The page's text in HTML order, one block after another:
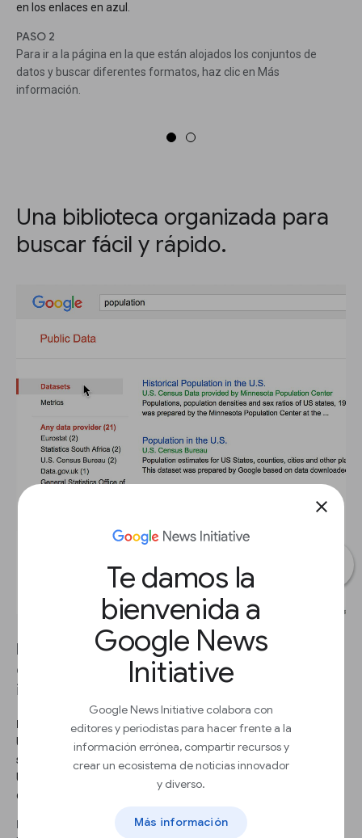
close
Te damos la
bienvenida a
Google News
Initiative
Google News Initiative colabora con
editores y periodistas para hacer frente a la
información errónea, compartir recursos y
crear un ecosistema de noticias innovador
y diverso.
Más información
en los enlaces en azul.
PASO 2
Para ir a la página en la que están alojados los conjuntos de
datos y buscar diferentes formatos, haz clic en Más
información.
Una biblioteca organizada para
buscar fácil y rápido.
El Google Public Data Explorer te ayuda a buscar
conjuntos de datos y métricas por palabra clave
igual de rápido que en el buscador de Google.
PASO 1
Un Conjunto de datos es un paquete estadístico creado por un
solo proveedor de datos. Por ejemplo, «población en Estados
Unidos», de la Oficina del Censo de EE.UU., o «indicadores
desarrollo mundial», del Banco Mundial.
PASO 2